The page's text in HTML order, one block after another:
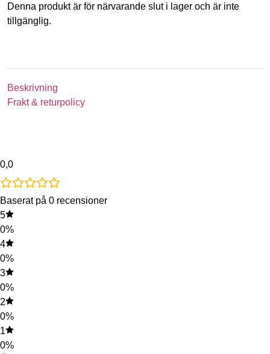
Denna produkt är för närvarande slut i lager och är inte
tillgänglig.
Beskrivning
Frakt & returpolicy
0,0
Baserat på 0 recensioner
5
0%
4
0%
3
0%
2
0%
1
0%